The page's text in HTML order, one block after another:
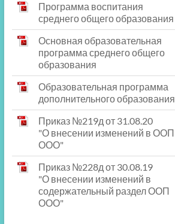
Программа воспитания
среднего общего образования
Основная образовательная
программа среднего общего
образования
Образовательная программа
дополнительного образования
Приказ №219д от 31.08.20
"О внесении изменений в ООП
ООО"
Приказ №228д от 30.08.19
"О внесении изменений в
содержательный раздел ООП
ООО"